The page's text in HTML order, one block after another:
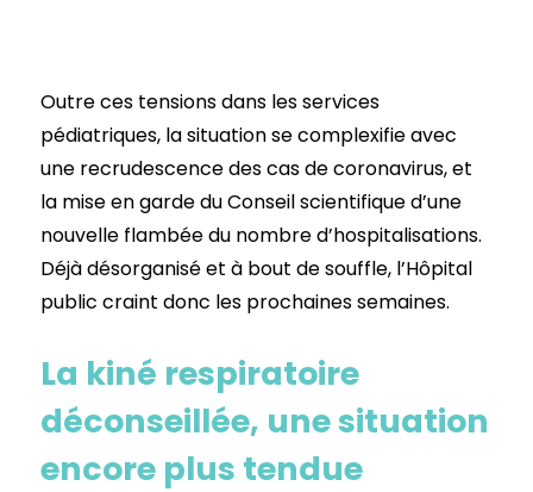
Outre ces tensions dans les services
pédiatriques, la situation se complexifie avec
une recrudescence des cas de coronavirus, et
la mise en garde du Conseil scientifique d’une
nouvelle flambée du nombre d’hospitalisations.
Déjà désorganisé et à bout de souffle, l’Hôpital
public craint donc les prochaines semaines.
La kiné respiratoire
déconseillée, une situation
encore plus tendue